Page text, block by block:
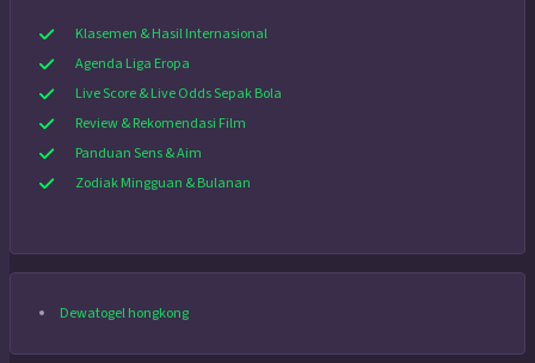
Klasemen & Hasil Internasional
Agenda Liga Eropa
Live Score & Live Odds Sepak Bola
Review & Rekomendasi Film
Panduan Sens & Aim
Zodiak Mingguan & Bulanan
Dewatogel hongkong